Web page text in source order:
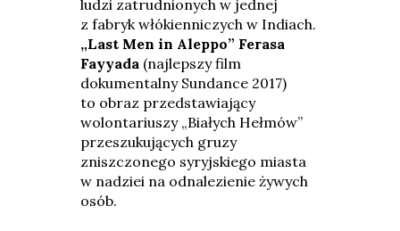
ludzi zatrudnionych w jednej
z fabryk włókienniczych w Indiach.
„Last Men in Aleppo” Ferasa
Fayyada (najlepszy film
dokumentalny Sundance 2017)
to obraz przedstawiający
wolontariuszy „Białych Hełmów”
przeszukujących gruzy
zniszczonego syryjskiego miasta
w nadziei na odnalezienie żywych
osób.